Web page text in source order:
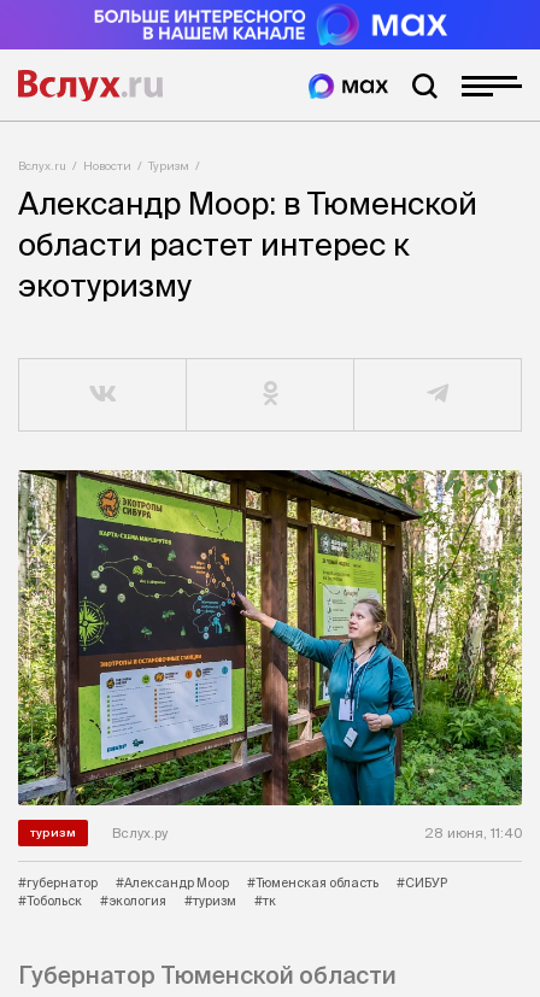
Вслух.ru Новости Туризм
Александр Моор: в Тюменской
области растет интерес к
экотуризму
туризм Вслух.ру 28 июня, 11:40
#губернатор #Александр Моор #Тюменская область
#СИБУР
#Тобольск
#экология #туризм #тк
Губернатор Тюменской области